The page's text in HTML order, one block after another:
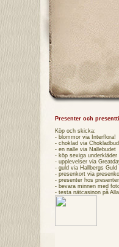
Presenter och
Köp och skicka:
- blommor via Interflora!
- choklad via
- en nalle via Nallebudet
- köp sexiga underkläder
- upplevelser via
- guld via Hallbergs Guld
- presenkort via
- presenter hos
- bevara minnen med
- testa nätcasinon på